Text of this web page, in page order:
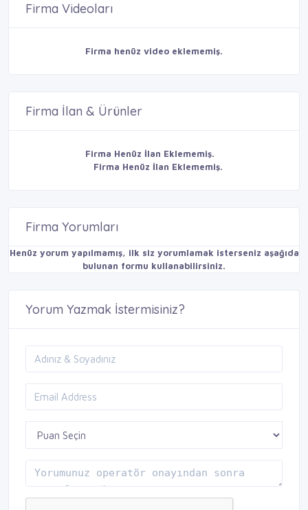
Firma Videoları
Firma henüz video eklememiş.
Firma İlan & Ürünler
Firma Henüz İlan Eklememiş.
Firma Henüz İlan Eklememiş.
Firma Yorumları
Henüz yorum yapılmamış, ilk siz yorumlamak isterseniz aşağıda
bulunan formu kullanabilirsiniz.
Yorum Yazmak İstermisiniz?